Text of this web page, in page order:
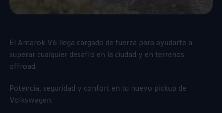
El Amarok V6 llega cargado de fuerza para ayudarte a
superar cualquier desafío en la ciudad y en terrenos
offroad.
Potencia, seguridad y confort en tu nuevo pickup de
Volkswagen.